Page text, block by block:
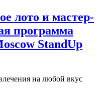
лото и мастер-
программа
StandUp
на любой вкус